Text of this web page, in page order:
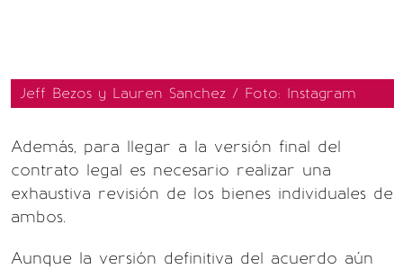
Jeff Bezos y Lauren Sanchez / Foto: Instagram
Además, para llegar a la versión final del
contrato legal es necesario realizar una
exhaustiva revisión de los bienes individuales de
ambos.
Aunque la versión definitiva del acuerdo aún